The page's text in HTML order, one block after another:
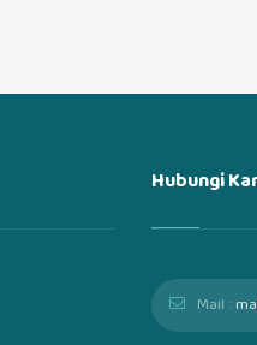
Hubungi
Mail :